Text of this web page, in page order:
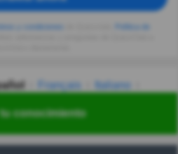
conocimiento
Français
Italiano
한국어 汉语